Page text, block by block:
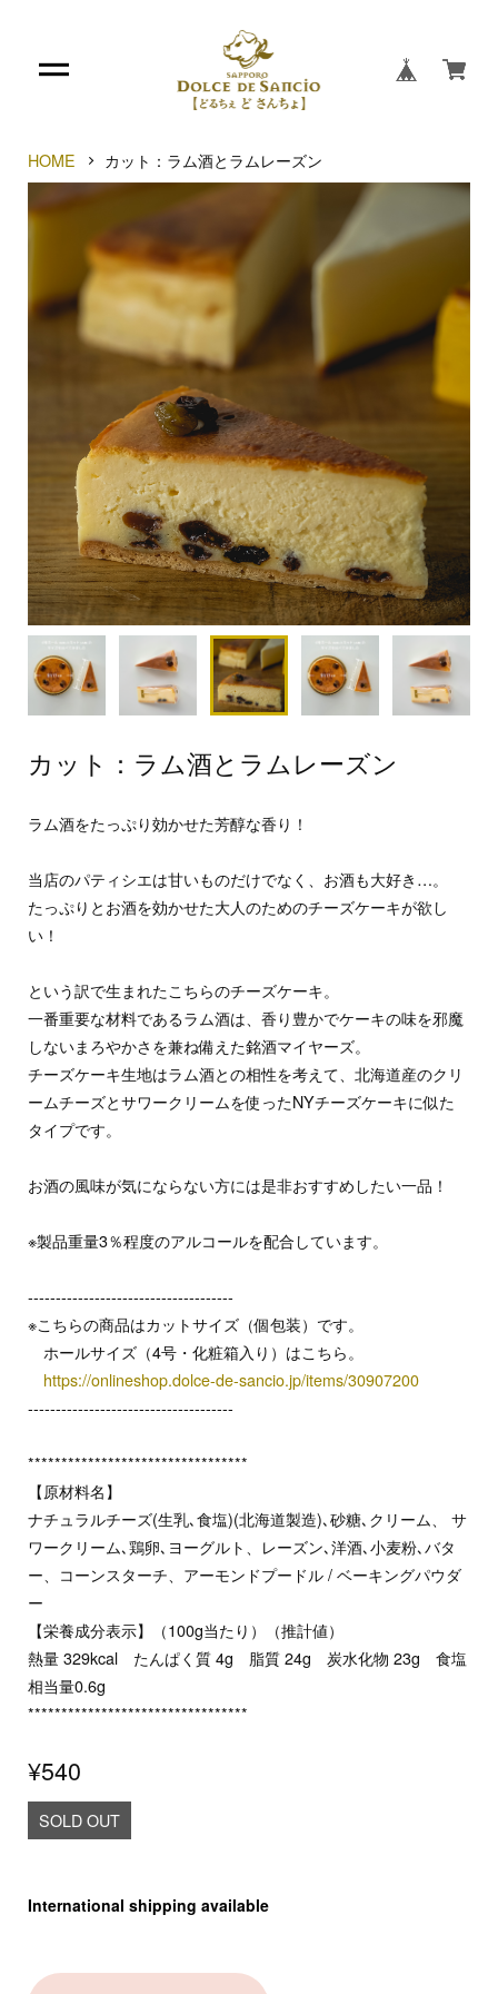
HOME カット：ラム酒とラムレーズン
カット：ラム酒とラムレーズン
ラム酒をたっぷり効かせた芳醇な香り！
当店のパティシエは甘いものだけでなく、お酒も大好き…。
たっぷりとお酒を効かせた大人のためのチーズケーキが欲し
い！
という訳で生まれたこちらのチーズケーキ。
一番重要な材料であるラム酒は、香り豊かでケーキの味を邪魔
しないまろやかさを兼ね備えた銘酒マイヤーズ。
チーズケーキ生地はラム酒との相性を考えて、北海道産のクリ
ームチーズとサワークリームを使ったNYチーズケーキに似た
タイプです。
お酒の風味が気にならない方には是非おすすめしたい一品！
※製品重量3％程度のアルコールを配合しています。
-------------------------------------
※こちらの商品はカットサイズ（個包装）です。
ホールサイズ（4号・化粧箱入り）はこちら。
https://onlineshop.dolce-de-sancio.jp/items/30907200
-------------------------------------
*********************************
【原材料名】
ナチュラルチーズ(生乳､食塩)(北海道製造)､砂糖､クリーム、 サ
ワークリーム､鶏卵､ヨーグルト、レーズン､洋酒､小麦粉､バタ
ー、コーンスターチ、アーモンドプードル / ベーキングパウダ
ー
【栄養成分表示】（100g当たり）（推計値）
熱量 329kcal たんぱく質 4g 脂質 24g 炭水化物 23g 食塩
相当量0.6g
*********************************
¥540
SOLD OUT
International shipping available